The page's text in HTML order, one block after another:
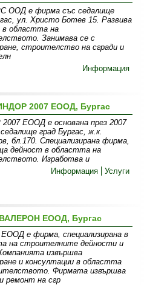
ООД е фирма със седалище
ул. Христо Ботев 15. Развива
в областта на
Занимава се с
строителство на сгради и
Информация
2007 ЕООД, Бургас
ЕООД е основана през 2007
град Бургас, ж.к.
бл.170. Специализирана фирма,
дейност в областта на
Изработва и
Информация
Услуги
ВАЛЕРОН ЕООД, Бургас
ЕООД е фирма, специализирана в
на строителните дейности и
извършва
и консултации в областта
Фирмата извършва
ремонт на сгр